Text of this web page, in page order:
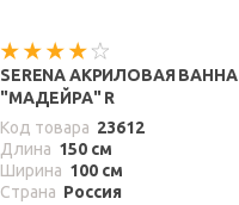
SERENA АКРИЛОВАЯ ВАННА
"МАДЕЙРА" R
Код товара 23612
Длина 150 см
Ширина 100 см
Страна Россия